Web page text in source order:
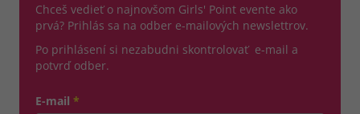
Chceš vedieť o najnovšom Girls' Point evente ako
prvá? Prihlás sa na odber e-mailových newslettrov.
Po prihlásení si nezabudni skontrolovať e-mail a
potvrď odber.
E-mail *